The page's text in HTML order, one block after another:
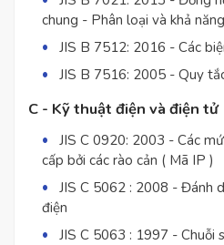
chung - Phân loại và khả
JIS B 7512: 2016 - Các
JIS B 7516: 2005 - Quy
C - Kỹ thuật điện và điện tử
JIS C 0920: 2003 - Các
cấp bởi các rào cản ( Mã IP )
JIS C 5062 : 2008 - Đánh
điện
JIS C 5063 : 1997 - Chuỗi